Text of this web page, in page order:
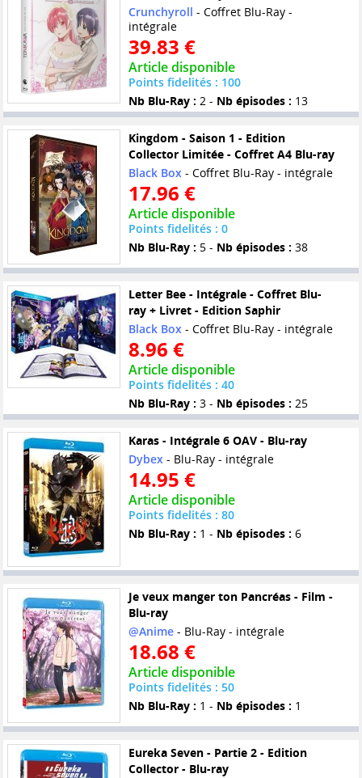
Crunchyroll - Coffret Blu-Ray -
intégrale
39.83 €
Article disponible
Points fidelités : 100
Nb Blu-Ray : 2 - Nb épisodes : 13
Kingdom - Saison 1 - Edition
Collector Limitée - Coffret A4 Blu-ray
Black Box - Coffret Blu-Ray - intégrale
17.96 €
Article disponible
Points fidelités : 0
Nb Blu-Ray : 5 - Nb épisodes : 38
Letter Bee - Intégrale - Coffret Blu-
ray + Livret - Edition Saphir
Black Box - Coffret Blu-Ray - intégrale
8.96 €
Article disponible
Points fidelités : 40
Nb Blu-Ray : 3 - Nb épisodes : 25
Karas - Intégrale 6 OAV - Blu-ray
Dybex - Blu-Ray - intégrale
14.95 €
Article disponible
Points fidelités : 80
Nb Blu-Ray : 1 - Nb épisodes : 6
Je veux manger ton Pancréas - Film -
Blu-ray
@Anime- Blu-Ray - intégrale
18.68 €
Article disponible
Points fidelités : 50
Nb Blu-Ray : 1 - Nb épisodes : 1
Eureka Seven - Partie 2 - Edition
Collector - Blu-ray